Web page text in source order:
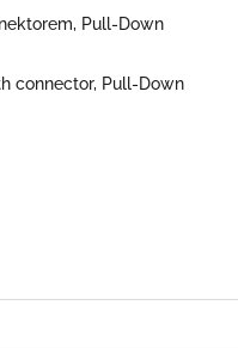
Pull-Down
connector, Pull-Down